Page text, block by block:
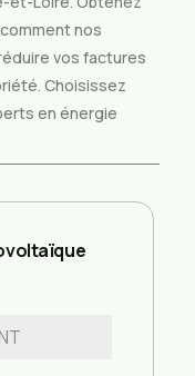
nos
vos factures
Choisissez
en énergie